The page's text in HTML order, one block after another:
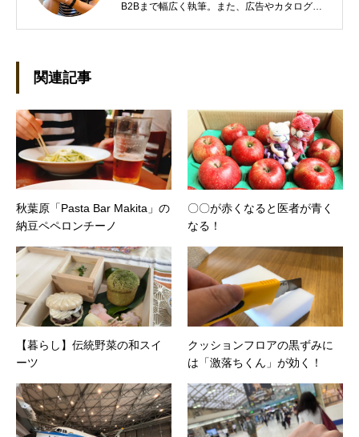
B2Bまで幅広く執筆。また、広告やカタログ、
ージ（SAN/NAS/LTO/SASなど）、セキュリテ
ィ（BIOS/UTM/情報漏えい対策/デザスタリカバ
リ/内部統制・コンプライアンス/ネットワーク
セキュリティ/メールセキュリティなど）、ネッ
トワーク（KVMスイッチ/グループウェア/サー
バ/資産管理/シンクライアント/ホスティングな
ど）、その他（.NET/BI/カタログ/各種戦略/導入
事例/パートナー取材など）…ほか、多数執筆。
関連記事
秋葉原「Pasta Bar Makita」の
納豆ペペロンチーノ
〇〇が赤くなると医者が青く
なる！
【暮らし】伝統野菜の和スイ
ーツ
クッションフロアの黒ずみに
は「激落ちくん」が効く！